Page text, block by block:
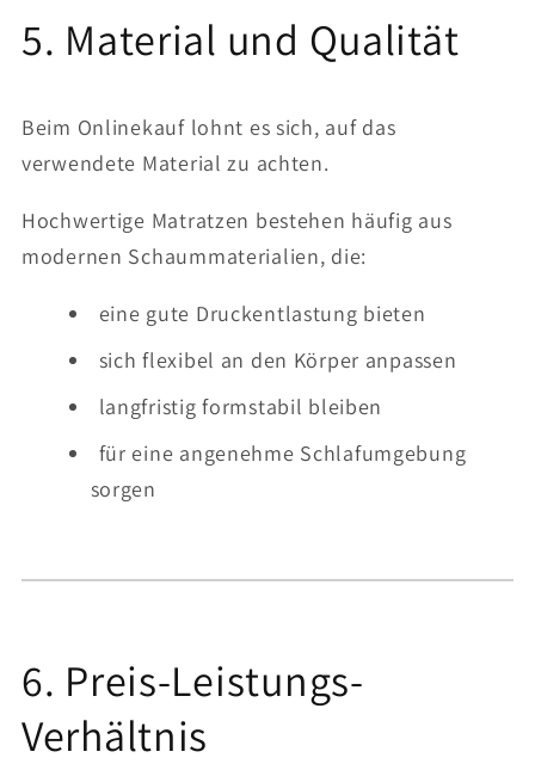
5. Material und Qualität
Beim Onlinekauf lohnt es sich, auf das
verwendete Material zu achten.
Hochwertige Matratzen bestehen häufig aus
modernen Schaummaterialien, die:
eine gute Druckentlastung bieten
sich flexibel an den Körper anpassen
langfristig formstabil bleiben
für eine angenehme Schlafumgebung
sorgen
6. Preis-Leistungs-
Verhältnis